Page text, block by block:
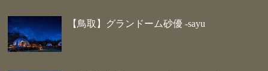
【鳥取】グランドーム砂優 -sayu